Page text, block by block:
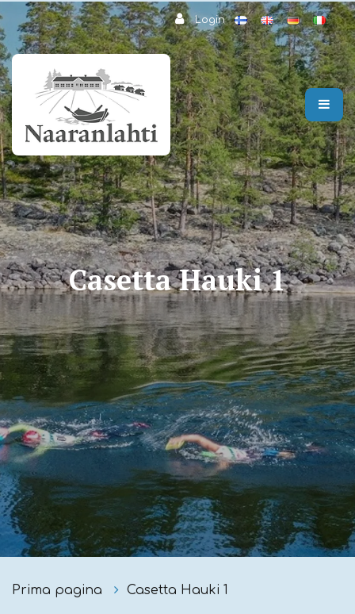
Passa al contenuto principale
Login
Casetta Hauki 1
Prima pagina Casetta Hauki 1